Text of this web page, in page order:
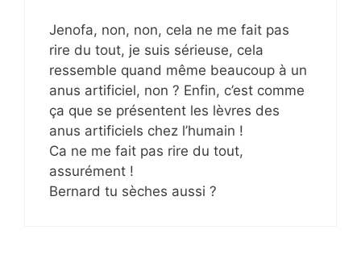
Jenofa, non, non, cela ne me fait pas
rire du tout, je suis sérieuse, cela
ressemble quand même beaucoup à un
anus artificiel, non ? Enfin, c’est comme
ça que se présentent les lèvres des
anus artificiels chez l’humain !
Ca ne me fait pas rire du tout,
assurément !
Bernard tu sèches aussi ?